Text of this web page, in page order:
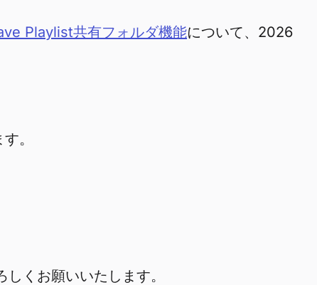
Playlist共有フォルダ機能について、2026
。
くお願いいたします。